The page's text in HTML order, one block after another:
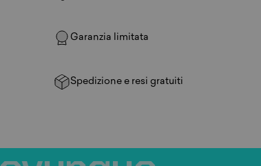
Garanzia limitata
Spedizione e resi gratuiti